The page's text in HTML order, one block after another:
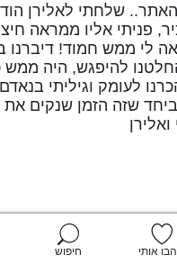
אותי חיפוש
שלחתי לאלירן
פניתי אליו ממראה
לי ממש חמוד!
להיפגש, היה ממש
לעומק וגיליתי
שזה הזמן שנקים